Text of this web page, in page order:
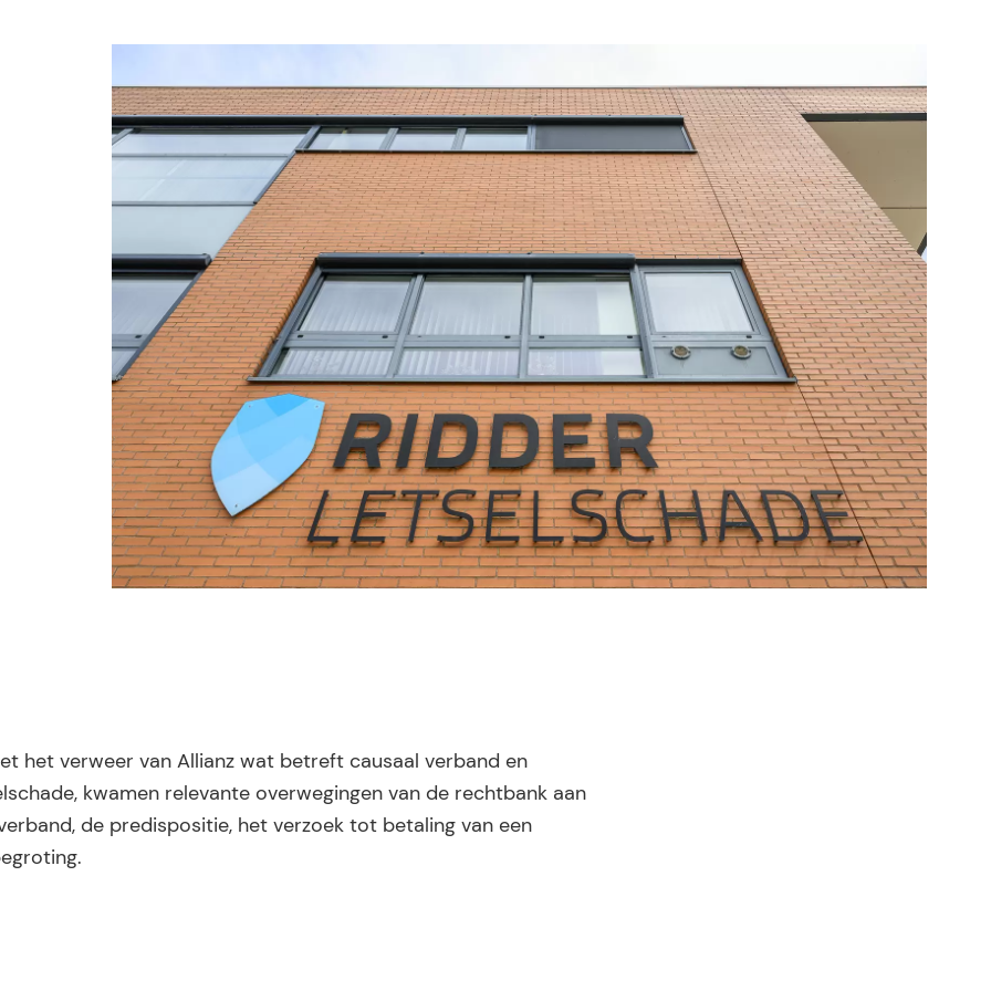
het verweer van Allianz wat betreft causaal verband en
kwamen relevante overwegingen van de rechtbank aan
de predispositie, het verzoek tot betaling van een